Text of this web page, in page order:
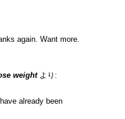
again. Want more.
weight より:
already been